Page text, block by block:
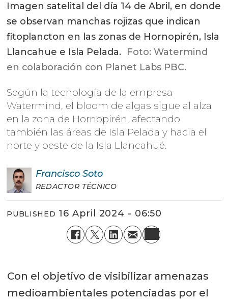
Imagen satelital del día 14 de Abril, en donde
se observan manchas rojizas que indican
fitoplancton en las zonas de Hornopirén, Isla
Llancahue e Isla Pelada. Foto: Watermind
en colaboración con Planet Labs PBC.
Según la tecnología de la empresa
Watermind, el bloom de algas sigue al alza
en la zona de Hornopirén, afectando
también las áreas de Isla Pelada y hacia el
norte y oeste de la Isla Llancahué.
Francisco Soto
REDACTOR TÉCNICO
PUBLISHED 16 April 2024 - 06:50
Con el objetivo de visibilizar amenazas
medioambientales potenciadas por el